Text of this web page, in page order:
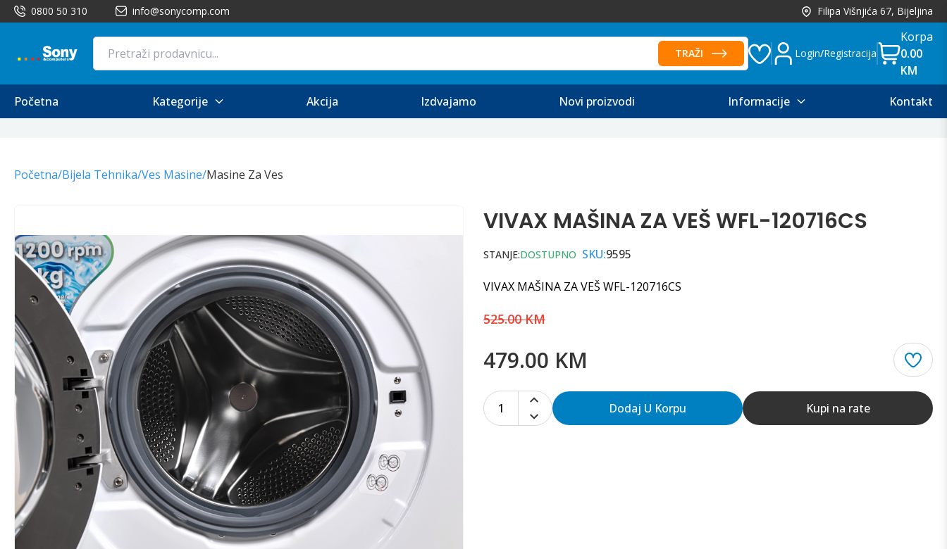
0800 50 310 info@sonycomp.com Filipa Višnjića 67, Bijeljina
TRAŽI Login/Registracija
Korpa
0.00
KM
Početna
Kategorije Akcija Izdvajamo Novi proizvodi Informacije Kontakt
Početna/Bijela Tehnika/Ves Masine/Masine Za Ves
VIVAX MAŠINA ZA VEŠ WFL-120716CS
STANJE:DOSTUPNO SKU:9595
VIVAX MAŠINA ZA VEŠ WFL-120716CS
525.00 KM
479.00 KM
1 Dodaj U Korpu Kupi na rate